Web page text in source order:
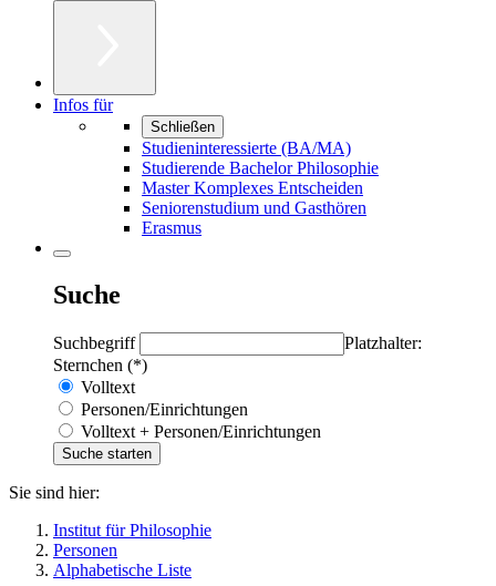
Infos für
Schließen
Studieninteressierte (BA/MA)
Studierende Bachelor Philosophie
Master Komplexes Entscheiden
Seniorenstudium und Gasthören
Erasmus
Suche
Suchbegriff
Platzhalter:
Sternchen (*)
Volltext
Personen/Einrichtungen
Volltext + Personen/Einrichtungen
Sie sind hier:
Institut für Philosophie
Personen
Alphabetische Liste